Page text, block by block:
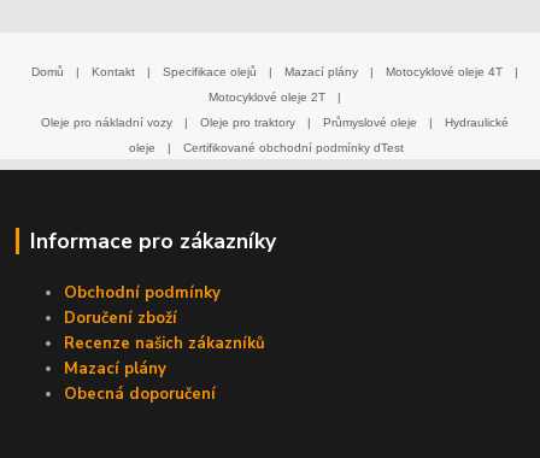
Domů | Kontakt | Specifikace olejů | Mazací plány | Motocyklové oleje 4T
|
Motocyklové oleje 2T
|
Oleje pro nákladní vozy
| Oleje pro traktory | Průmyslové oleje |
Hydraulické
oleje
| Certifikované obchodní podmínky dTest
Informace pro zákazníky
Obchodní podmínky
Doručení zboží
Recenze našich zákazníků
Mazací plány
Obecná doporučení